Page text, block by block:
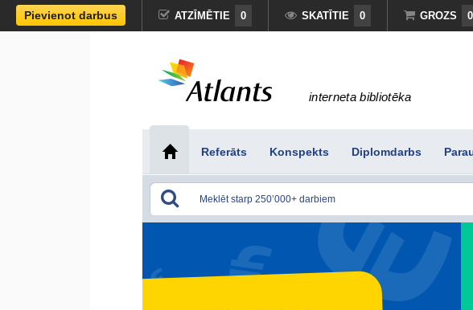
Pievienot darbus ATZĪMĒTIE 0 SKATĪTIE 0 GROZS 0
interneta bibliotēka
Referāts Konspekts Diplomdarbs